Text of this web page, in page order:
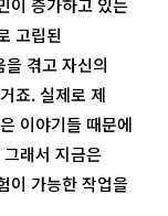
이 증가하고 있는
고립된
겪고 자신의
죠. 실제로 제
이야기들 때문에
래서 지금은
이 가능한 작업을